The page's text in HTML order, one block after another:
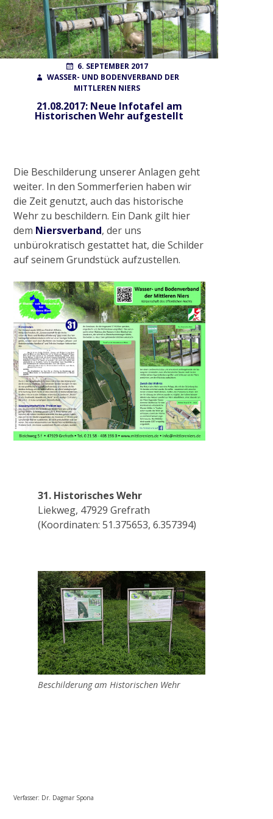
Wahlen
Finanzierung
FAQ
Gewässerunterhaltung
Gewässerausbau
Anlagen
Historisches Wehr
Pumpstation Grefrath
Hochwassermanagement
2009
Pilotprojekt Zweigkanal
2015
Ausgleichsmaßnahme Cloerbruch, Gewässer
32.01.07
Naturnaher Gewässerausbau 06.04 in
Grefrath-Vinkrath
POSTED
ON
6. SEPTEMBER 2017
WASSER- UND BODENVERBAND DER
MITTLEREN NIERS
21.08.2017: Neue Infotafel am
Historischen Wehr aufgestellt
Die Beschilderung unserer Anlagen geht
weiter. In den Sommerferien haben wir
die Zeit genutzt, auch das historische
Wehr zu beschildern. Ein Dank gilt hier
dem Niersverband, der uns
unbürokratisch gestattet hat, die Schilder
auf seinem Grundstück aufzustellen.
31. Historisches Wehr
Liekweg, 47929 Grefrath
(Koordinaten: 51.375653, 6.357394)
Beschilderung am Historischen Wehr
Verfasser: Dr. Dagmar Spona